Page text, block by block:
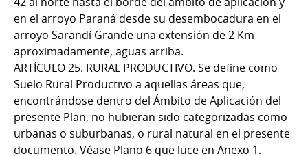
en el arroyo Paraná desde su desembocadura en el
arroyo Sarandí Grande una extensión de 2 Km
aproximadamente, aguas arriba.
ARTÍCULO 25. RURAL PRODUCTIVO. Se define como
Suelo Rural Productivo a aquellas áreas que,
encontrándose dentro del Ámbito de Aplicación del
presente Plan, no hubieran sido categorizadas como
urbanas o suburbanas, o rural natural en el presente
documento. Véase Plano 6 que luce en Anexo 1.